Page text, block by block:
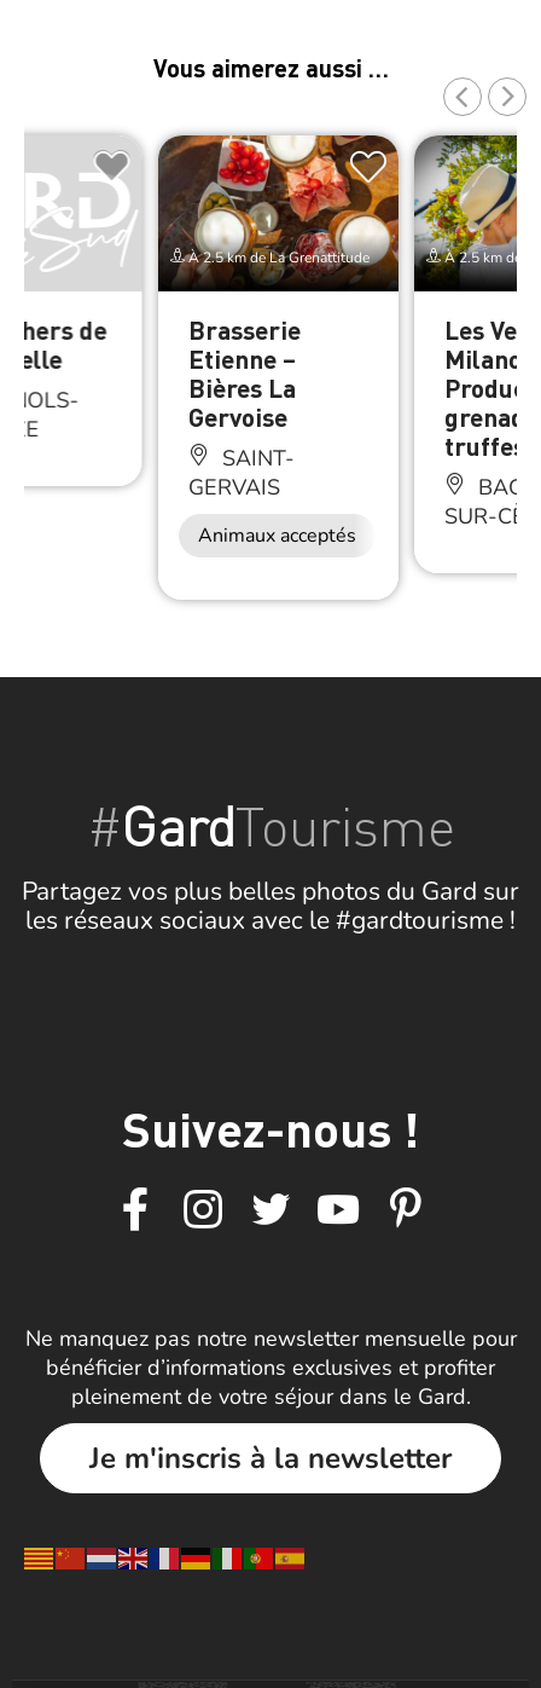
Vous aimerez aussi …
de
À 2.5 km de La Grenattitude
Brasserie
Etienne –
Bières La
Gervoise
SAINT-
GERVAIS
Animaux acceptés
À 2.5 km de
Les
Milanoa
truffes
SUR-
#GardTourisme
Partagez vos plus belles photos du Gard sur
les réseaux sociaux avec le #gardtourisme !
Suivez-nous !
Ne manquez pas notre newsletter mensuelle pour
bénéficier d’informations exclusives et profiter
pleinement de votre séjour dans le Gard.
Je m'inscris à la newsletter